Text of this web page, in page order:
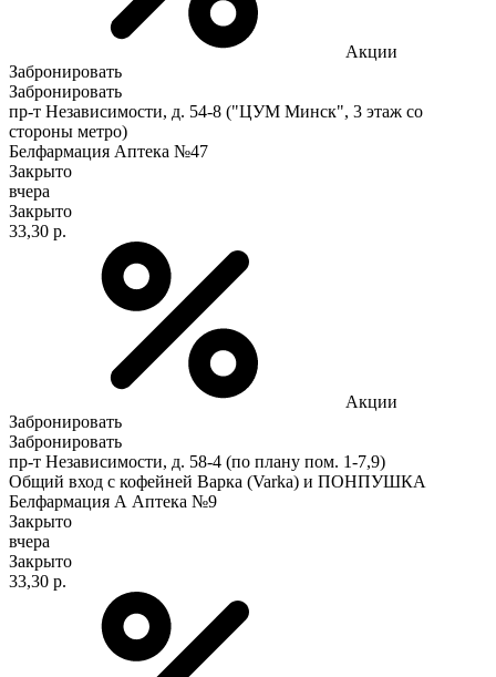
Акции
Забронировать
Забронировать
пр-т Независимости, д. 54-8 ("ЦУМ Минск", 3 этаж со
стороны метро)
Белфармация Аптека №47
Закрыто
вчера
Закрыто
33,30 р.
Акции
Забронировать
Забронировать
пр-т Независимости, д. 58-4 (по плану пом. 1-7,9)
Общий вход с кофейней Варка (Varka) и ПОНПУШКА
Белфармация А Аптека №9
Закрыто
вчера
Закрыто
33,30 р.